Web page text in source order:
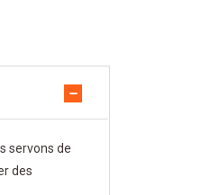
servons de
des